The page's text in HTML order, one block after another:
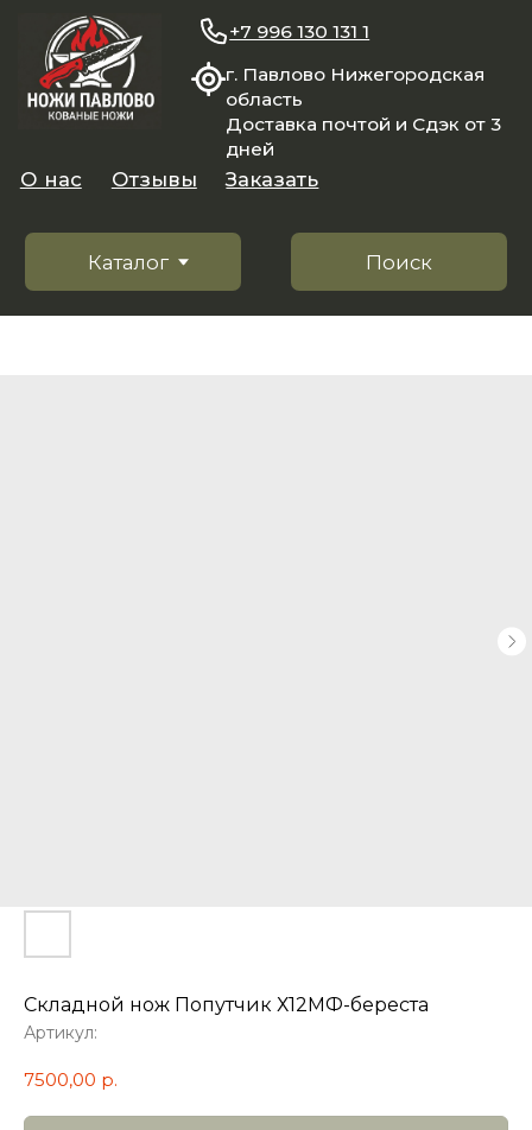
область
Доставка почтой и Сдэк от 3
Поиск
Каталог
Заказать
+7 996 130 131 1
Складной нож Попутчик Х12МФ-береста
Артикул:
7500,00 р.